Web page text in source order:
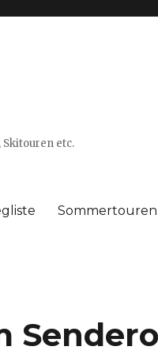
Skitouren etc.
Sommertouren